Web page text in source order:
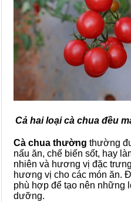
Cả hai loại cà chua đều
Cà chua thường thường
nấu ăn, chế biến sốt, hay
nhiên và hương vị đặc
hương vị cho các món ăn.
phù hợp để tạo nên những
dưỡng.